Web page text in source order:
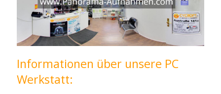
Informationen über unsere PC
Werkstatt: